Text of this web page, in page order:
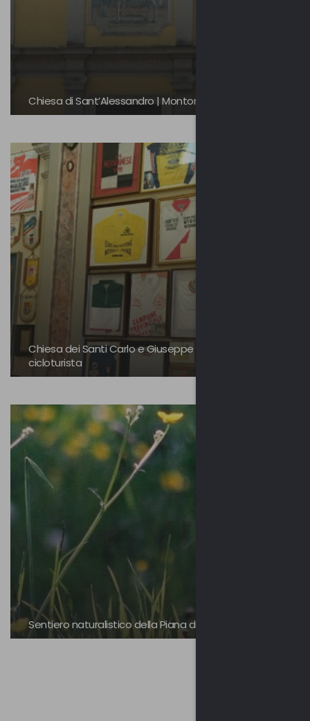
Chiesa di Sant’Alessandro | Montonate
Chiesa dei Santi Carlo e Giuseppe - Santuario del
cicloturista
Sentiero naturalistico della Piana di Montonate